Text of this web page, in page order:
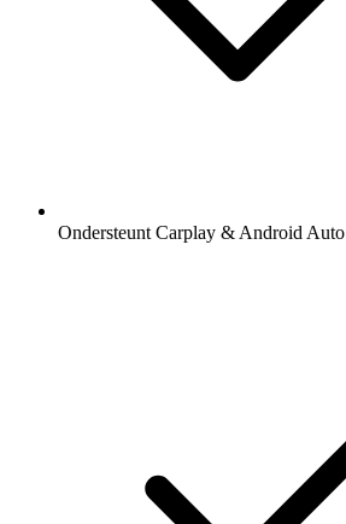
Ondersteunt Carplay & Android Auto